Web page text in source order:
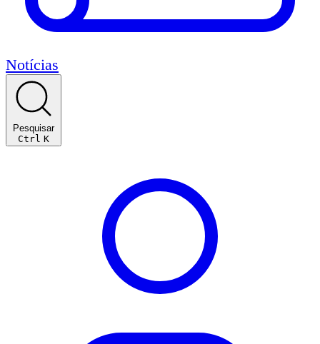
Notícias
Pesquisar
Ctrl K